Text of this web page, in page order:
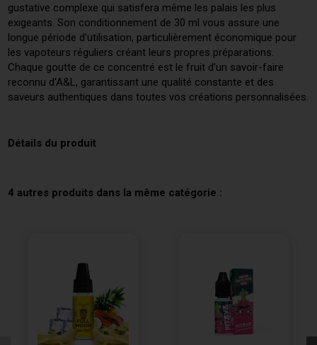
gustative complexe qui satisfera même les palais les plus
exigeants. Son conditionnement de 30 ml vous assure une
longue période d'utilisation, particulièrement économique pour
les vapoteurs réguliers créant leurs propres préparations.
Chaque goutte de ce concentré est le fruit d'un savoir-faire
reconnu d'A&L, garantissant une qualité constante et des
saveurs authentiques dans toutes vos créations personnalisées.
Détails du produit
4 autres produits dans la même catégorie :